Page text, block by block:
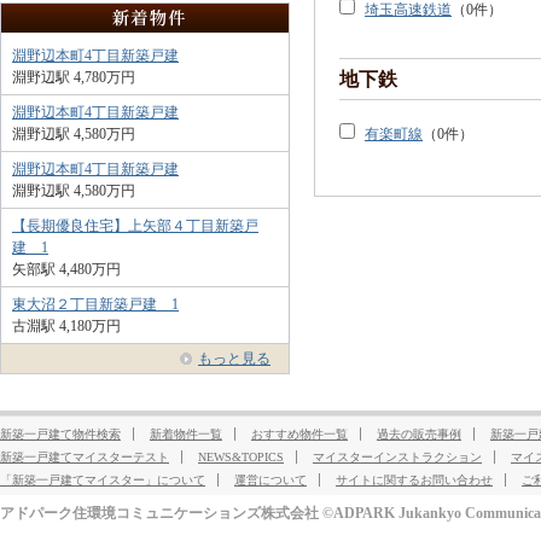
淵野辺本町4丁目新築戸建
淵野辺駅 4,780万円
淵野辺本町4丁目新築戸建
淵野辺駅 4,580万円
淵野辺本町4丁目新築戸建
淵野辺駅 4,580万円
【長期優良住宅】上矢部４丁目新築戸
建 1
矢部駅 4,480万円
東大沼２丁目新築戸建 1
古淵駅 4,180万円
もっと見る
埼玉高速鉄道 （0件）
地下鉄
有楽町線 （0件）
新築一戸建て物件検索 新着物件一覧 おすすめ物件一覧 過去の販売事例
新築一
新築一戸建てマイスターテスト
NEWS&TOPICS マイスターインストラクション
マイ
「新築一戸建てマイスター」について
運営について サイトに関するお問い合わせ ご
アドパーク住環境コミュニケーションズ株式会社 ©ADPARK Jukankyo